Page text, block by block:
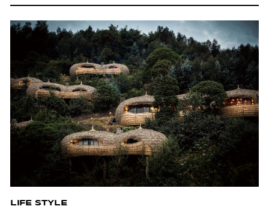
LIFE STYLE